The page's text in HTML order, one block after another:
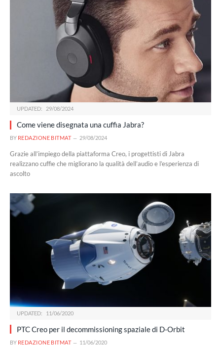
UPDATED: 29/08/2024
Come viene disegnata una cuffia Jabra?
BY REDAZIONE BITMAT 29/08/2024
Grazie all’impiego della piattaforma Creo, i progettisti di Jabra
realizzano cuffie che migliorano la qualità dell’audio e l’esperienza di
ascolto
UPDATED: 11/06/2020
PTC Creo per il decommissioning spaziale di D-Orbit
BY REDAZIONE BITMAT 11/06/2020